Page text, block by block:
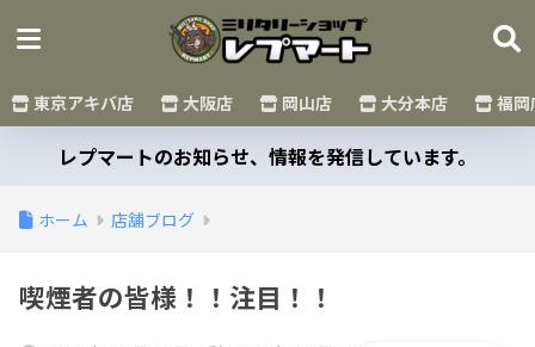
東京アキバ店 大阪店 岡山店 大分本店 福岡
レプマートのお知らせ、情報を発信しています。
ホーム 店舗ブログ
喫煙者の皆様！！注目！！